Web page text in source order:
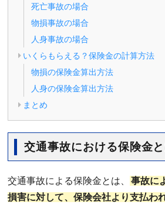
死亡事故の場合
物損事故の場合
人身事故の場合
いくらもらえる？保険金の計算方法
物損の保険金算出方法
人身の保険金算出方法
まとめ
交通事故における保険金
交通事故による保険金とは、
事故に
損害に対して、保険会社より支払わ